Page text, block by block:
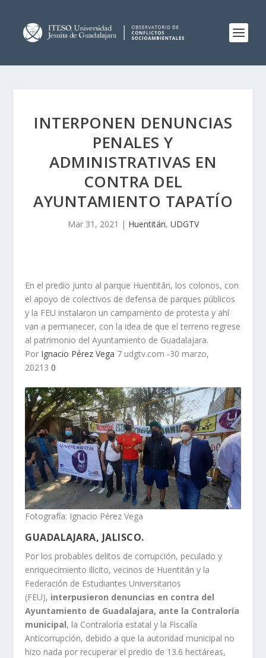
INTERPONEN DENUNCIAS
PENALES Y
ADMINISTRATIVAS EN
CONTRA DEL
AYUNTAMIENTO TAPATÍO
Mar 31, 2021 | Huentitán, UDGTV
En el predio junto al parque Huentitán, los colonos, con
el apoyo de colectivos de defensa de parques públicos
y la FEU instalaron un campamento de protesta y ahí
van a permanecer, con la idea de que el terreno regrese
al patrimonio del Ayuntamiento de Guadalajara.
Por Ignacio Pérez Vega 7 udgtv.com -30 marzo,
202130
Fotografía: Ignacio Pérez Vega
GUADALAJARA, JALISCO.
Por los probables delitos de corrupción, peculado y
enriquecimiento ilícito, vecinos de Huentitán y la
Federación de Estudiantes Universitarios
(FEU), interpusieron denuncias en contra del
Ayuntamiento de Guadalajara, ante la Contraloría
municipal, la Contraloría estatal y la Fiscalía
Anticorrupción, debido a que la autoridad municipal no
hizo nada por recuperar el predio de 13.6 hectáreas,